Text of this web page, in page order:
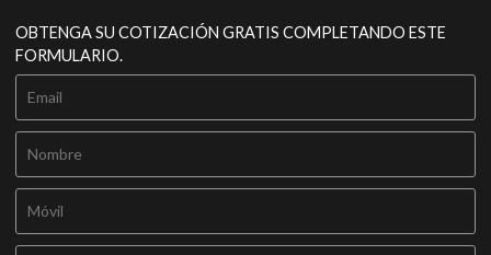
OBTENGA SU COTIZACIÓN GRATIS COMPLETANDO ESTE
FORMULARIO.